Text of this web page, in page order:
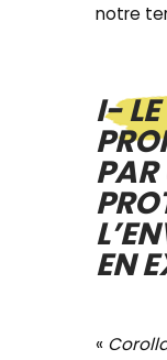
notre
I- LE
PAR
EN
«